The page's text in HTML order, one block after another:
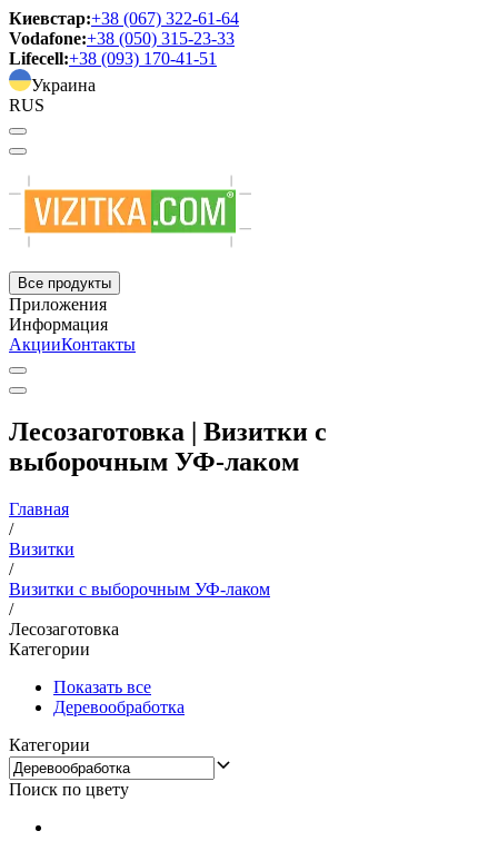
Киевстар:+38 (067) 322-61-64
Vodafone:+38 (050) 315-23-33
Lifecell:+38 (093) 170-41-51
Украина
RUS
Все продукты
Приложения
Информация
АкцииКонтакты
Лесозаготовка | Визитки с
выборочным УФ-лаком
Главная
/
Визитки
/
Визитки с выборочным УФ-лаком
/
Лесозаготовка
Категории
Показать все
Деревообработка
Категории
Поиск по цвету